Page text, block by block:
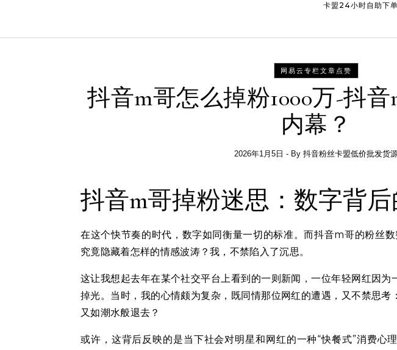
卡盟24小时自助下
网易云专栏文章点赞
抖音m哥怎么掉粉1000万-抖音
内幕？
2026年1月5日 - By 抖音粉丝卡盟低价批发货
抖音m哥掉粉迷思：数字背
在这个快节奏的时代，数字如同衡量一切的标准。而抖音m哥的粉丝
究竟隐藏着怎样的情感波涛？我，不禁陷入了沉思。
这让我想起去年在某个社交平台上看到的一则新闻，一位年轻网红因为
掉光。当时，我的心情颇为复杂，既同情那位网红的遭遇，又不禁思考
又如潮水般退去？
或许，这背后反映的是当下社会对明星和网红的一种“快餐式”消费心